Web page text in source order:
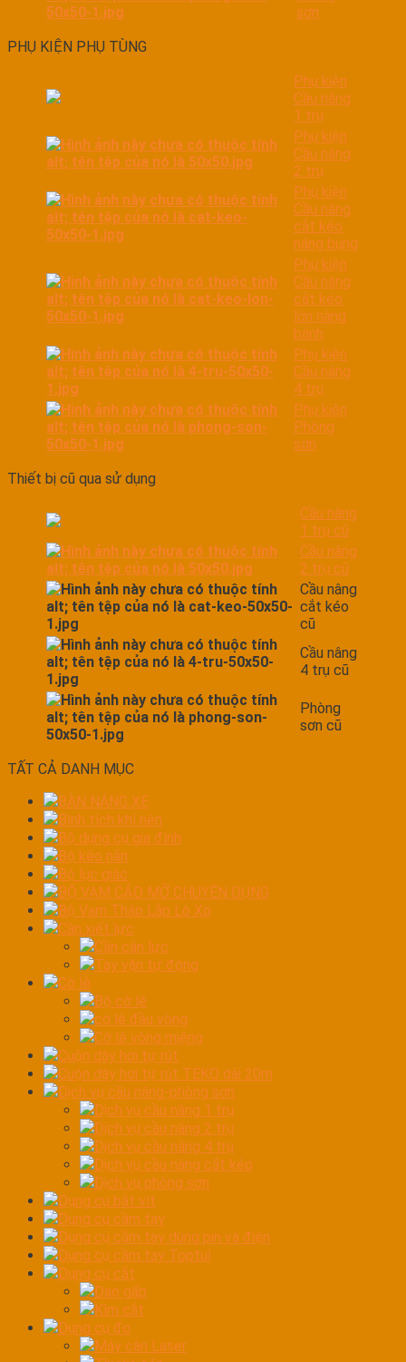
sơn
PHỤ KIỆN PHỤ TÙNG
Phụ kiện
Cầu nâng
1 trụ
Phụ kiện
Cầu nâng
2 trụ
Phụ kiện
Cầu nâng
cắt kéo
nâng bụng
Phụ kiện
Cầu nâng
cắt kéo
lớn nâng
bánh
Phụ kiện
Cầu nâng
4 trụ
Phụ kiện
Phòng
sơn
Thiết bị cũ qua sử dụng
Cầu nâng
1 trụ cũ
Cầu nâng
2 trụ cũ
Cầu nâng
cắt kéo
cũ
Cầu nâng
4 trụ cũ
Phòng
sơn cũ
TẤT CẢ DANH MỤC
BÀN NÁNG XE
Bình tích khí nén
Bộ dụng cụ gia đình
Bộ kéo nắn
Bộ lục giác
BỘ VAM CẢO MỞ CHUYÊN DỤNG
Bộ Vam Tháo Lắp Lò Xo
Cần xiết lực
Cần cân lực
Tay vặn tự động
Cờ lê
Bộ cờ lê
cờ lê đầu vòng
Cờ lê vòng miệng
Cuộn dây hơi tự rút
Cuộn dây hơi tự rút TEKO dài 20m
Dịch vụ cầu nâng-phòng sơn
Dịch vụ cầu nâng 1 trụ
Dịch vụ cầu nâng 2 trụ
Dịch vụ cầu nâng 4 trụ
Dịch vụ cầu nâng cắt kéo
Dịch vụ phòng sơn
Dụng cụ bắt vít
Dụng cụ cầm tay
Dụng cụ cầm tay dùng pin và điện
Dụng cụ cầm tay Toptul
Dụng cụ cắt
Dao gấp
Kìm cắt
Dụng cụ đo
Máy cân Laser